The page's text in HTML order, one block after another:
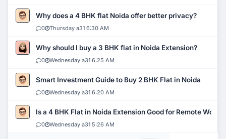
Why does a 4 BHK flat Noida offer better privacy?
0 Thursday a31 6:30 AM
Why should I buy a 3 BHK flat in Noida Extension?
0 Wednesday a31 6:25 AM
Smart Investment Guide to Buy 2 BHK Flat in Noida
0 Wednesday a31 6:20 AM
Is a 4 BHK Flat in Noida Extension Good for Remote Work?
0 Wednesday a31 5:26 AM